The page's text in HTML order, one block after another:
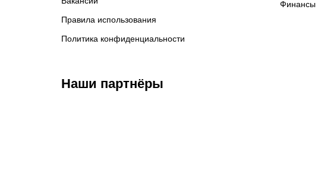
Правила использования
Политика конфиденциальности
Финансы
Наши партнёры